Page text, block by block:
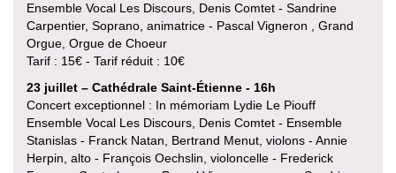
Ensemble Vocal Les Discours, Denis Comtet - Sandrine
Carpentier, Soprano, animatrice - Pascal Vigneron , Grand
Orgue, Orgue de Choeur
Tarif : 15€ - Tarif réduit : 10€
23 juillet – Cathédrale Saint-Étienne - 16h
Concert exceptionnel : In mémoriam Lydie Le Piouff
Ensemble Vocal Les Discours, Denis Comtet - Ensemble
Stanislas - Franck Natan, Bertrand Menut, violons - Annie
Herpin, alto - François Oechslin, violoncelle - Frederick